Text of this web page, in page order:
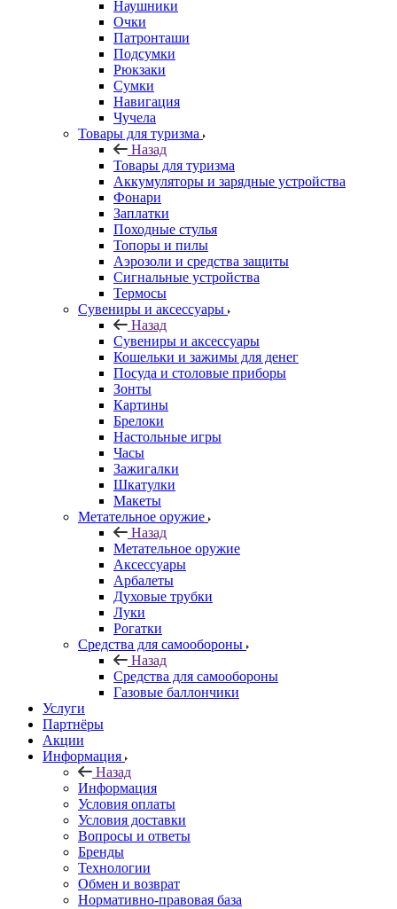
Наушники
Очки
Патронташи
Подсумки
Рюкзаки
Сумки
Навигация
Чучела
Товары для туризма
Назад
Товары для туризма
Аккумуляторы и зарядные устройства
Фонари
Заплатки
Походные стулья
Топоры и пилы
Аэрозоли и средства защиты
Сигнальные устройства
Термосы
Сувениры и аксессуары
Назад
Сувениры и аксессуары
Кошельки и зажимы для денег
Посуда и столовые приборы
Зонты
Картины
Брелоки
Настольные игры
Часы
Зажигалки
Шкатулки
Макеты
Метательное оружие
Назад
Метательное оружие
Аксессуары
Арбалеты
Духовые трубки
Луки
Рогатки
Средства для самообороны
Назад
Средства для самообороны
Газовые баллончики
Услуги
Партнёры
Акции
Информация
Назад
Информация
Условия оплаты
Условия доставки
Вопросы и ответы
Бренды
Технологии
Обмен и возврат
Нормативно-правовая база